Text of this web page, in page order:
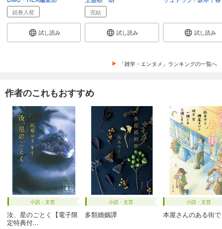
続巻入荷
試し読み
完結
試し読み 試し読み
「雑学・エンタメ」ランキングの一覧へ
作者のこれもおすすめ
小説・文芸
汝、星のごとく【電子限
定特典付...
小説・文芸
多類婚姻譚
小説・文芸
本屋さんのある街で